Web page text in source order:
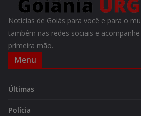
Notícias de Goiás para você e para o
também nas redes sociais e
primeira mão.
Menu
Últimas
Polícia